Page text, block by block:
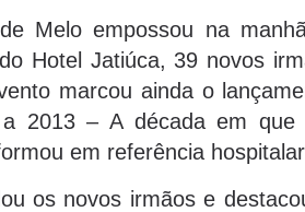
Melo empossou na
Hotel Jatiúca, 39 novos
marcou ainda o
2013 – A década em
em referência
os novos irmãos e